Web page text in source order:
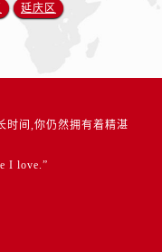
延庆区
时间,你仍然拥有着精湛
I love.”